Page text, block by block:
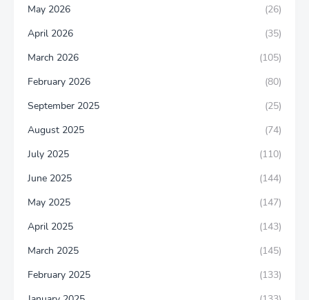
May 2026
(26)
April 2026
(35)
March 2026
(105)
February 2026
(80)
September 2025
(25)
August 2025
(74)
July 2025
(110)
June 2025
(144)
May 2025
(147)
April 2025
(143)
March 2025
(145)
February 2025
(133)